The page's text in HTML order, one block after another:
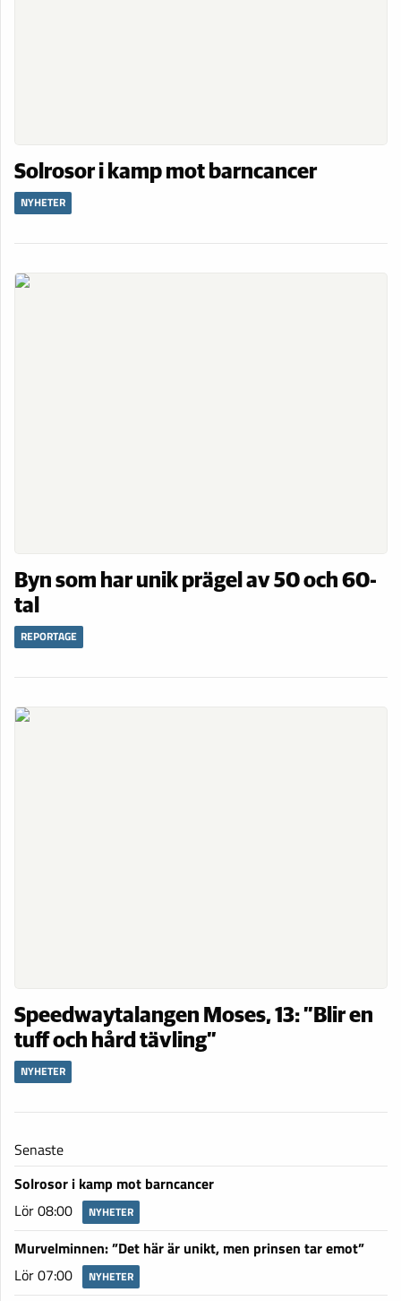
Solrosor i kamp mot barncancer
NYHETER
Byn som har unik prägel av 50 och 60-
tal
REPORTAGE
Speedwaytalangen Moses, 13: ”Blir en
tuff och hård tävling”
NYHETER
Senaste
Solrosor i kamp mot barncancer
Lör 08:00
NYHETER
Murvelminnen: ”Det här är unikt, men prinsen tar emot”
Lör 07:00
NYHETER